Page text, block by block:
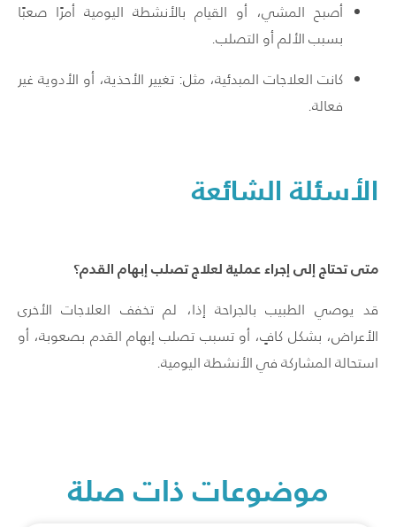
أصبح المشي، أو القيام بالأنشطة اليومية أمرًا صعبًا
بسبب الألم أو التصلب.
كانت العلاجات المبدئية، مثل: تغيير الأحذية، أو الأدوية غير
فعالة.
الأسئلة الشائعة
متى تحتاج إلى إجراء عملية لعلاج تصلب إبهام القدم؟
قد يوصي الطبيب بالجراحة إذا، لم تخفف العلاجات الأخرى
الأعراض، بشكل كافٍ، أو تسبب تصلب إبهام القدم بصعوبة، أو
استحالة المشاركة في الأنشطة اليومية.
موضوعات ذات صلة